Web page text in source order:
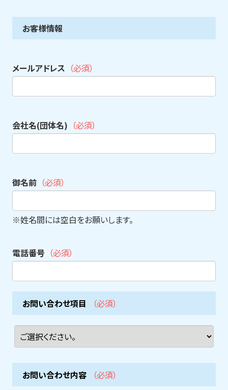
お客様情報
メールアドレス （必須）
会社名(団体名) （必須）
御名前 （必須）
※姓名間には空白をお願いします。
電話番号 （必須）
お問い合わせ項目 （必須）
お問い合わせ内容 （必須）